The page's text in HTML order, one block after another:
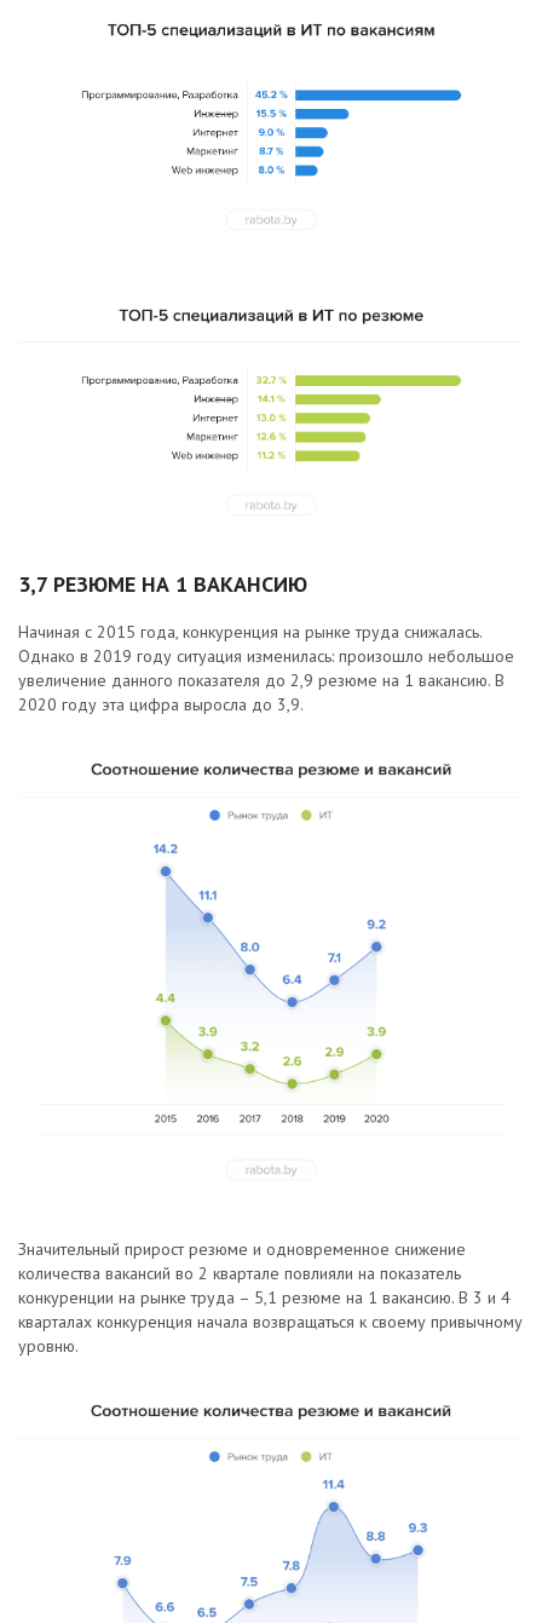
3,7 РЕЗЮМЕ НА 1 ВАКАНСИЮ
Начиная с 2015 года, конкуренция на рынке труда снижалась.
Однако в 2019 году ситуация изменилась: произошло небольшое
увеличение данного показателя до 2,9 резюме на 1 вакансию. В
2020 году эта цифра выросла до 3,9.
Значительный прирост резюме и одновременное снижение
количества вакансий во 2 квартале повлияли на показатель
конкуренции на рынке труда – 5,1 резюме на 1 вакансию. В 3 и 4
кварталах конкуренция начала возвращаться к своему привычному
уровню.